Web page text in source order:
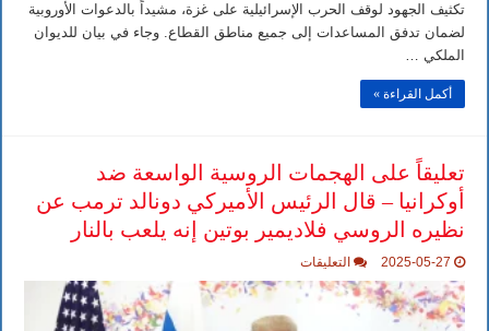
تكثيف الجهود لوقف الحرب الإسرائيلية على غزة، مشيداً بالدعوات الأوروبية
لضمان تدفق المساعدات إلى جميع مناطق القطاع. وجاء في بيان للديوان
الملكي …
أكمل القراءة »
تعليقاً على الهجمات الروسية الواسعة ضد
أوكرانيا – قال الرئيس الأميركي دونالد ترمب عن
نظيره الروسي فلاديمير بوتين إنه يلعب بالنار
2025-05-27 التعليقات
على
الروسية